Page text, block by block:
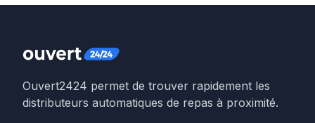
Ouvert2424 permet de trouver rapidement les
distributeurs automatiques de repas à proximité.